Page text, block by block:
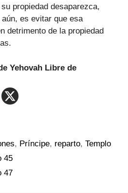
propiedad desaparezca,
es evitar que esa
detrimento de la propiedad
Yehovah Libre de
, Príncipe, reparto,Templo
45
47